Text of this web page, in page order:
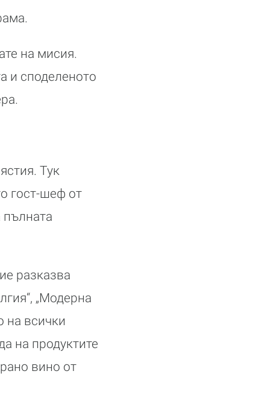
на мисия.
и споделеното
Тук
гост-шеф от
разказва
„Модерна
на всички
на продуктите
вино от